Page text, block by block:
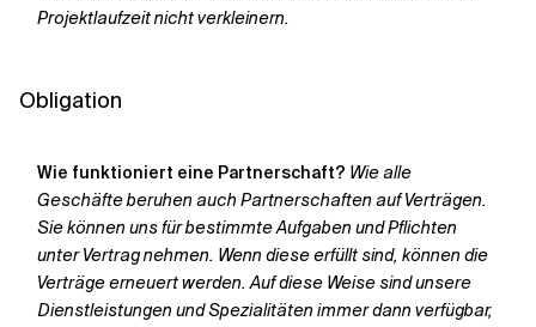
Projektlaufzeit nicht verkleinern.
Obligation
Wie funktioniert eine Partnerschaft? Wie alle
Geschäfte beruhen auch Partnerschaften auf Verträgen.
Sie können uns für bestimmte Aufgaben und Pflichten
unter Vertrag nehmen. Wenn diese erfüllt sind, können die
Verträge erneuert werden. Auf diese Weise sind unsere
Dienstleistungen und Spezialitäten immer dann verfügbar,